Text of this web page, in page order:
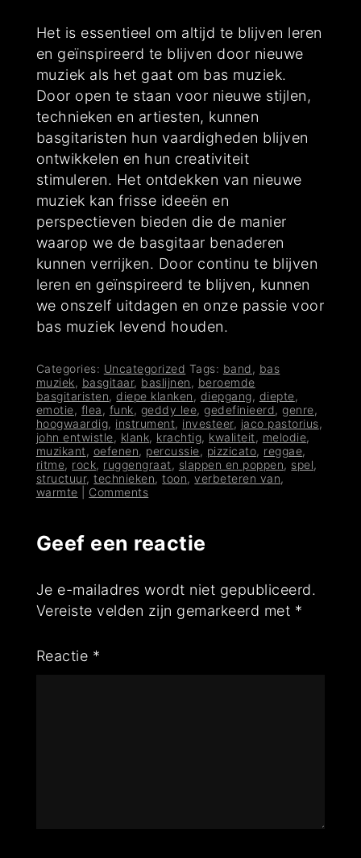
Het is essentieel om altijd te blijven leren
en geïnspireerd te blijven door nieuwe
muziek als het gaat om bas muziek.
Door open te staan voor nieuwe stijlen,
technieken en artiesten, kunnen
basgitaristen hun vaardigheden blijven
ontwikkelen en hun creativiteit
stimuleren. Het ontdekken van nieuwe
muziek kan frisse ideeën en
perspectieven bieden die de manier
waarop we de basgitaar benaderen
kunnen verrijken. Door continu te blijven
leren en geïnspireerd te blijven, kunnen
we onszelf uitdagen en onze passie voor
bas muziek levend houden.
Categories: Uncategorized Tags: band , bas
muziek, basgitaar, baslijnen , beroemde
basgitaristen,diepe klanken , diepgang, diepte,
emotie, flea , funk, geddy lee,gedefinieerd,genre,
hoogwaardig, instrument, investeer, jaco pastorius,
john entwistle, klank, krachtig, kwaliteit , melodie,
muzikant , oefenen, percussie, pizzicato, reggae,
ritme, rock, ruggengraat , slappen en poppen, spel,
structuur,technieken,toon,verbeteren van,
warmte
Comments
Geef een reactie
Je e-mailadres wordt niet gepubliceerd.
Vereiste velden zijn gemarkeerd met *
Reactie *